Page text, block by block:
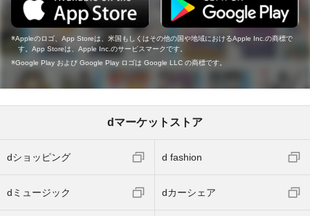
Appleのロゴ、App Storeは、米国もしくはその他の国や地域におけるApple Inc.の商標で
す。App Storeは、Apple Inc.のサービスマークです。
Google Play および Google Play ロゴは Google LLC の商標です。
dマーケットストア
dショッピング d fashion
dミュージック dカーシェア